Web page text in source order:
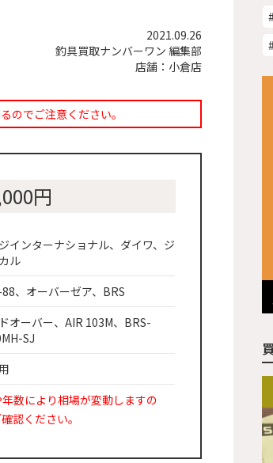
2021.09.26
釣具買取ナンバーワン 編集部
店舗：小倉店
のでご注意ください。
円
インターナショナル、ダイワ、ジ
ル
、オーバーゼア、BRS
オーバー、AIR 103M、BRS-
SJ
数により相場が変動しますの
認ください。